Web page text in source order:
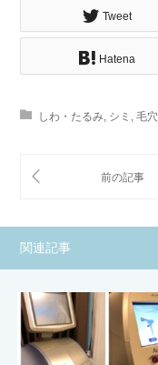
Tweet
Hatena
しわ・たるみ, シミ , 毛穴
関連記事